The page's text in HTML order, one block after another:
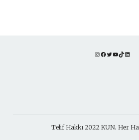
Instagram
Facebook
TwitterYouTube
Telif Hakkı 2022 KUN. Her